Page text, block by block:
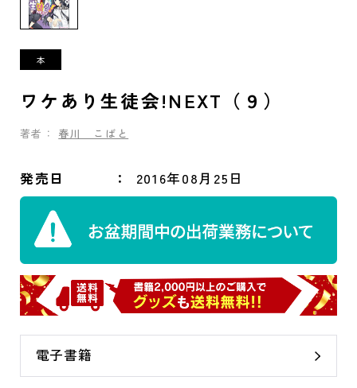
ワケあり生徒会!NEXT（９）
著者： 春川 こばと
発売日 2016年08月25日
電子書籍